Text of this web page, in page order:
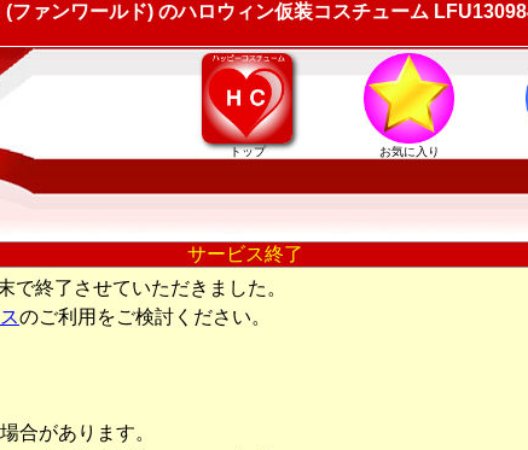
ァンワールド) のハロウィン仮装コスチューム
トップ お気に入り
サービス終了
終了させていただきました。
のご利用をご検討ください。
合があります。